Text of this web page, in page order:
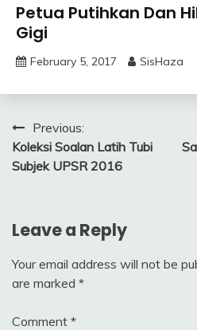
Petua Putihkan Dan
Gigi
February 5, 2017 SisHaza
Post
navigation
Previous:
Koleksi Soalan Latih Tubi
Subjek UPSR 2016
Leave a Reply
Your email address will not be
are marked *
Comment *